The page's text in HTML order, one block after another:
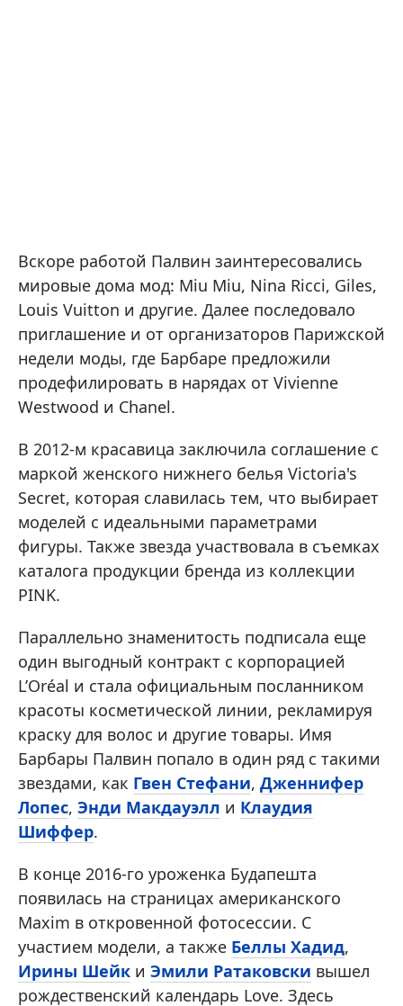
Вскоре работой Палвин заинтересовались
мировые дома мод: Miu Miu, Nina Ricci, Giles,
Louis Vuitton и другие. Далее последовало
приглашение и от организаторов Парижской
недели моды, где Барбаре предложили
продефилировать в нарядах от Vivienne
Westwood и Chanel.
В 2012-м красавица заключила соглашение с
маркой женского нижнего белья Victoria's
Secret, которая славилась тем, что выбирает
моделей с идеальными параметрами
фигуры. Также звезда участвовала в съемках
каталога продукции бренда из коллекции
PINK.
Параллельно знаменитость подписала еще
один выгодный контракт с корпорацией
L’Oréal и стала официальным посланником
красоты косметической линии, рекламируя
краску для волос и другие товары. Имя
Барбары Палвин попало в один ряд с такими
звездами, как Гвен Стефани, Дженнифер
Лопес, Энди Макдауэлл и Клаудия
Шиффер.
В конце 2016-го уроженка Будапешта
появилась на страницах американского
Maxim в откровенной фотосессии. С
участием модели, а также Беллы Хадид,
Ирины Шейк и Эмили Ратаковски вышел
рождественский календарь Love. Здесь